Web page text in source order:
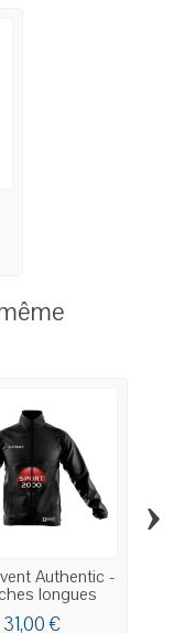
Authentic -
longues
31,00 €
›